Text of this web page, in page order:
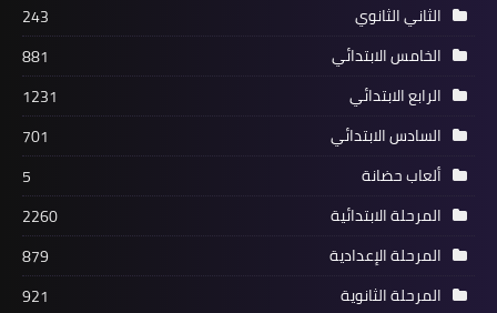
الثاني الثانوي
243
الخامس الابتدائي
881
الرابع الابتدائي
1231
السادس الابتدائي
701
ألعاب حضانة
5
المرحلة الابتدائية
2260
المرحلة الإعدادية
879
المرحلة الثانوية
921